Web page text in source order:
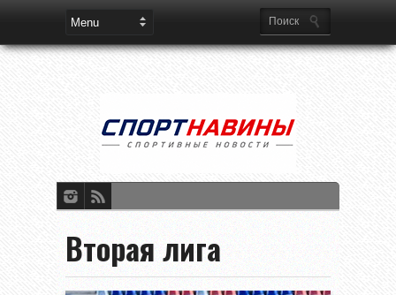
Вторая лига